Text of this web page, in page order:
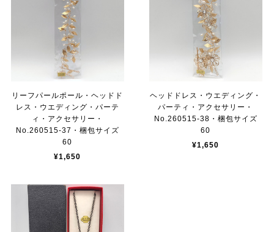
リーフパールポール・ヘッドド
レス・ウエディング・パーテ
ィ・アクセサリー・
No.260515-37・梱包サイズ
60
¥1,650
ヘッドドレス・ウエディング・
パーティ・アクセサリー・
No.260515-38・梱包サイズ
60
¥1,650